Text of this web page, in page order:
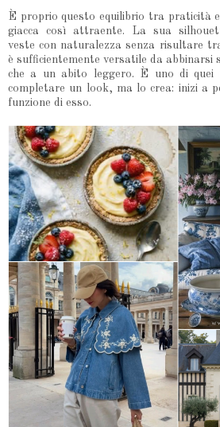
È proprio questo equilibrio tra praticità
giacca così attraente. La sua
veste con naturalezza senza risultare
è sufficientemente versatile da
che a un abito leggero. È uno di quei
completare un look, ma lo crea: inizi a
funzione di esso.